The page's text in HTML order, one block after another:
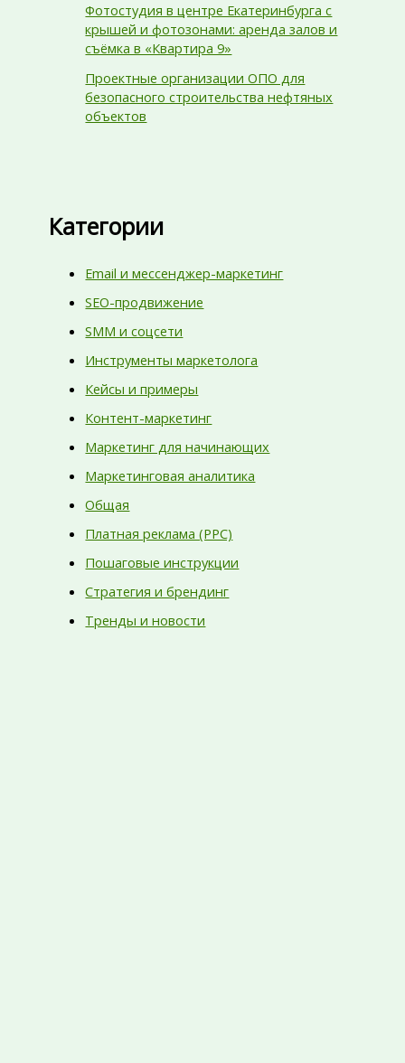
Фотостудия в центре Екатеринбурга с
крышей и фотозонами: аренда залов и
съёмка в «Квартира 9»
Проектные организации ОПО для
безопасного строительства нефтяных
объектов
Категории
Email и мессенджер-маркетинг
SEO-продвижение
SMM и соцсети
Инструменты маркетолога
Кейсы и примеры
Контент-маркетинг
Маркетинг для начинающих
Маркетинговая аналитика
Общая
Платная реклама (PPC)
Пошаговые инструкции
Стратегия и брендинг
Тренды и новости